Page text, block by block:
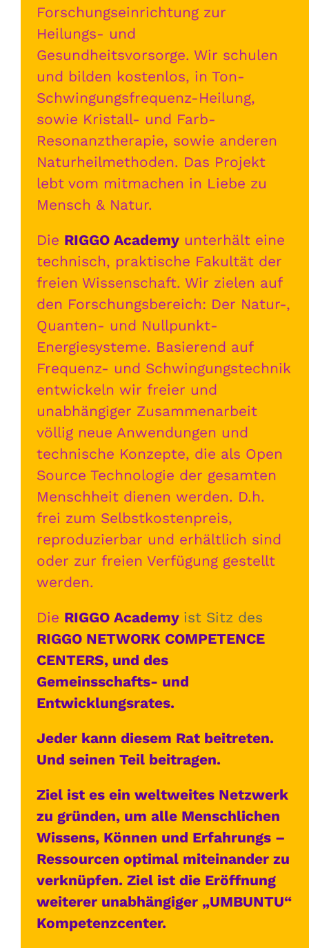
Forschungseinrichtung zur
Heilungs- und
Gesundheitsvorsorge. Wir schulen
und bilden kostenlos, in Ton-
Schwingungsfrequenz-Heilung,
sowie Kristall- und Farb-
Resonanztherapie, sowie anderen
Naturheilmethoden. Das Projekt
lebt vom mitmachen in Liebe zu
Mensch & Natur.
Die RIGGO Academy unterhält eine
technisch, praktische Fakultät der
freien Wissenschaft. Wir zielen auf
den Forschungsbereich: Der Natur-,
Quanten- und Nullpunkt-
Energiesysteme. Basierend auf
Frequenz- und Schwingungstechnik
entwickeln wir freier und
unabhängiger Zusammenarbeit
völlig neue Anwendungen und
technische Konzepte, die als Open
Source Technologie der gesamten
Menschheit dienen werden. D.h.
frei zum Selbstkostenpreis,
reproduzierbar und erhältlich sind
oder zur freien Verfügung gestellt
werden.
Die RIGGO Academy ist Sitz des
RIGGO NETWORK COMPETENCE
CENTERS, und des
Gemeinsschafts- und
Entwicklungsrates.
Jeder kann diesem Rat beitreten.
Und seinen Teil beitragen.
Ziel ist es ein weltweites Netzwerk
zu gründen, um alle Menschlichen
Wissens, Können und Erfahrungs –
Ressourcen optimal miteinander zu
verknüpfen. Ziel ist die Eröffnung
weiterer unabhängiger „UMBUNTU“
Kompetenzcenter.